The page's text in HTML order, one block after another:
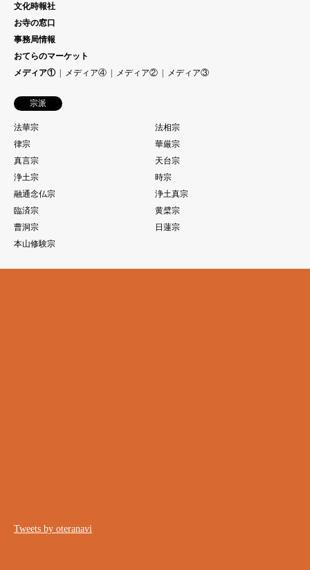
文化時報社
お寺の窓口
事務局情報
おてらのマーケット
メディア①
メディア④ メディア② メディア③
宗派
法華宗
法相宗
律宗
華厳宗
真言宗
天台宗
浄土宗
時宗
融通念仏宗
浄土真宗
臨済宗
黄檗宗
曹洞宗
日蓮宗
本山修験宗
Tweets by oteranavi